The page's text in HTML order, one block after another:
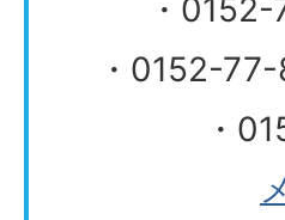
・
・0152-
・